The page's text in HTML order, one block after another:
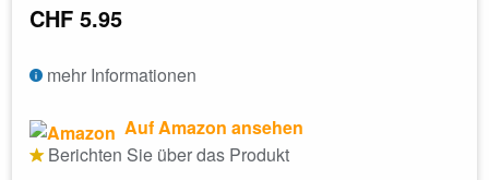
CHF 5.95
mehr Informationen
Auf Amazon ansehen
Berichten Sie über das Produkt